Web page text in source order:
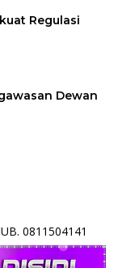
Regulasi
Dewan